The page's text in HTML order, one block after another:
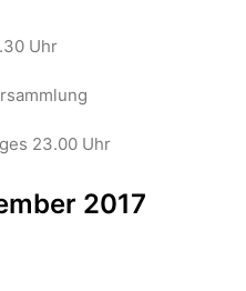
Uhr
23.00 Uhr
2017